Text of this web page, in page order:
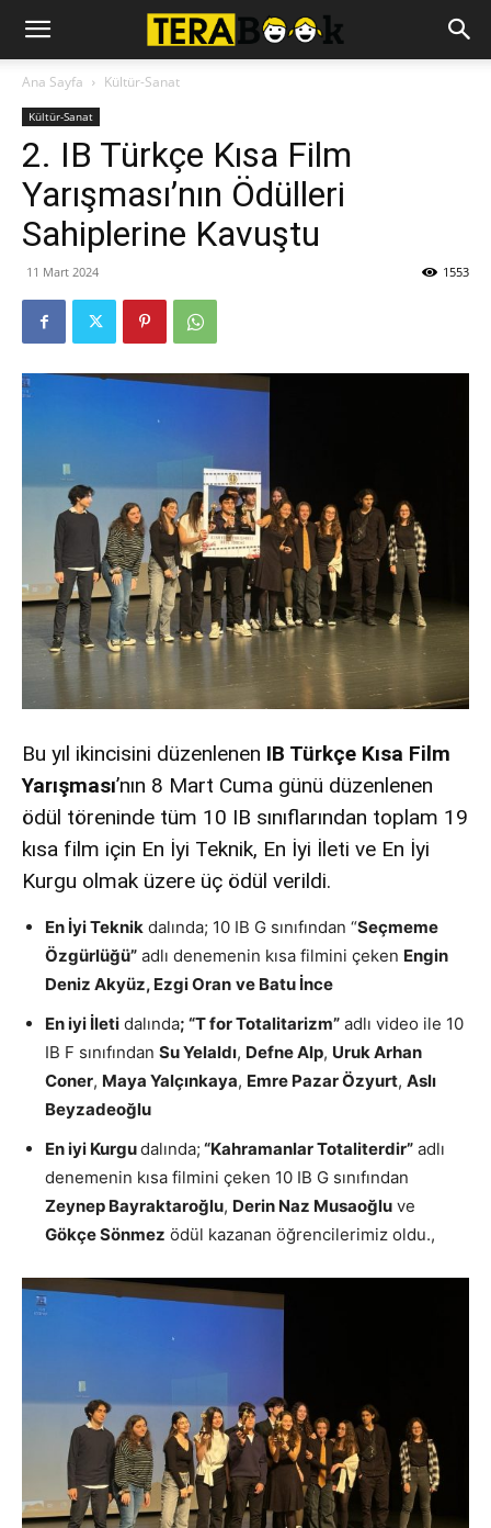
Ana Sayfa Kültür-Sanat
Kültür-Sanat
2. IB Türkçe Kısa Film
Yarışması’nın Ödülleri
Sahiplerine Kavuştu
11 Mart 2024 1553
Bu yıl ikincisini düzenlenen IB Türkçe Kısa Film
Yarışması’nın 8 Mart Cuma günü düzenlenen
ödül töreninde tüm 10 IB sınıflarından toplam 19
kısa film için En İyi Teknik, En İyi İleti ve En İyi
Kurgu olmak üzere üç ödül verildi.
En İyi Teknik dalında; 10 IB G sınıfından “Seçmeme
Özgürlüğü” adlı denemenin kısa filmini çeken Engin
Deniz Akyüz, Ezgi Oran ve Batu İnce
En iyi İleti dalında; “T for Totalitarizm” adlı video ile 10
IB F sınıfından Su Yelaldı, Defne Alp, Uruk Arhan
Coner, Maya Yalçınkaya, Emre Pazar Özyurt, Aslı
Beyzadeoğlu
En iyi Kurgudalında; “Kahramanlar Totaliterdir” adlı
denemenin kısa filmini çeken 10 IB G sınıfından
Zeynep Bayraktaroğlu, Derin Naz Musaoğlu ve
Gökçe Sönmez ödül kazanan öğrencilerimiz oldu.,